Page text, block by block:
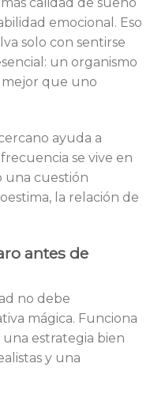
emocional. Eso
solo con sentirse
un organismo
que uno
ayuda a
se vive en
una cuestión
la relación de
antes de
no debe
mágica. Funciona
estrategia bien
y una